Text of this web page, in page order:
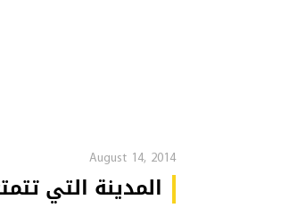
August 14, 2014
المدينة التي